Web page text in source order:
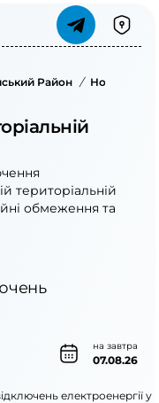
Район /
територіальній
обмеження та
на завтра
07.08.26
електроенергії у